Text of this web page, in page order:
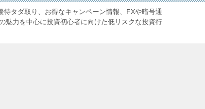
タダ取り、お得なキャンペーン情報、FXや暗号通
魅力を中心に投資初心者に向けた低リスクな投資行